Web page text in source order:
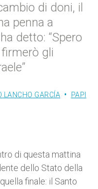
di doni, il
penna a
detto: “Spero
gli
LANCHO GARCÍA PAPI
di questa mattina
dello Stato della
finale: il Santo